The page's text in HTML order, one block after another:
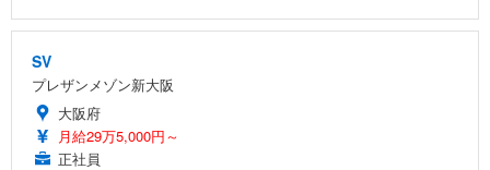
SV
プレザンメゾン新大阪
大阪府
月給29万5,000円～
正社員